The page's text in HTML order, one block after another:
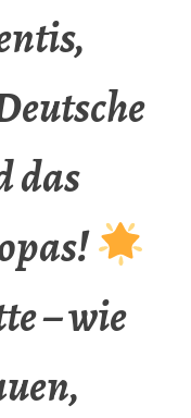
das
– wie